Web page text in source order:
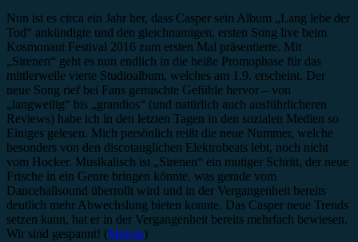
Nun ist es circa ein Jahr her, dass Casper sein Album „Lang lebe der
Tod“ ankündigte und den gleichnamigen, ersten Song live beim
Kosmonaut Festival 2016 zum ersten Mal präsentierte. Mit
„Sirenen“ geht es nun endlich in die heiße Promophase für das
mittlerweile vierte Studioalbum, welches am 1.9. erscheint. Der
neue Song rief bei Fans gemischte Gefühle hervor – von
„langweilig“ bis „grandios“ (und natürlich auch ausführlicheren
Reviews) habe ich in den letzten Tagen in den sozialen Medien so
Einiges gelesen. Mich persönlich reißt die neue Nummer, welche
besonders von den discotauglichen Elektrobeats lebt, noch nicht
vom Hocker. Musikalisch ist „Sirenen“ ein mutiger Schritt, der neue
Frische in ein Genre bringen könnte, was gerade vom
Dancehallsound überrollt wird und in der Vergangenheit bereits
deutlich mehr Abwechslung bieten konnte. Das Casper neue Trends
setzen kann, hat er in der Vergangenheit bereits mehrfach bewiesen.
Wir sind gespannt! (Melvin)